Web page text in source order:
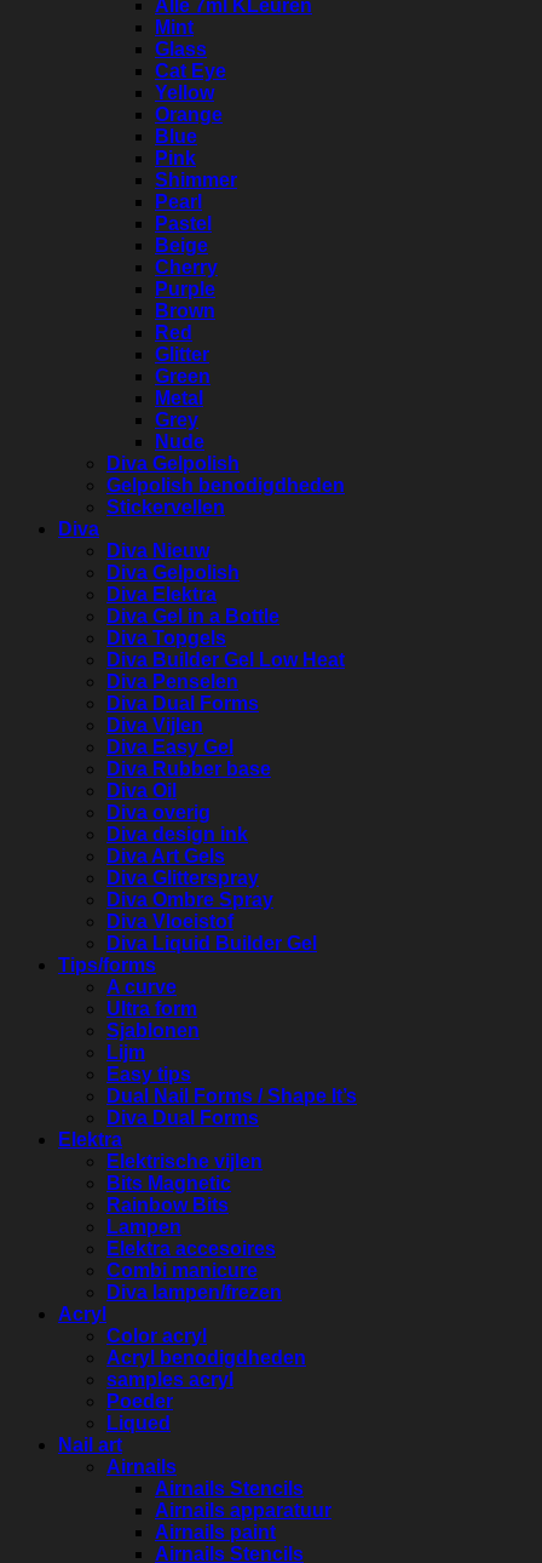
Alle 7ml KLeuren
Mint
Glass
Cat Eye
Yellow
Orange
Blue
Pink
Shimmer
Pearl
Pastel
Beige
Cherry
Purple
Brown
Red
Glitter
Green
Metal
Grey
Nude
Diva Gelpolish
Gelpolish benodigdheden
Stickervellen
Diva
Diva Nieuw
Diva Gelpolish
Diva Elektra
Diva Gel in a Bottle
Diva Topgels
Diva Builder Gel Low Heat
Diva Penselen
Diva Dual Forms
Diva Vijlen
Diva Easy Gel
Diva Rubber base
Diva Oil
Diva overig
Diva design ink
Diva Art Gels
Diva Glitterspray
Diva Ombre Spray
Diva Vloeistof
Diva Liquid Builder Gel
Tips/forms
A curve
Ultra form
Sjablonen
Lijm
Easy tips
Dual Nail Forms / Shape It’s
Diva Dual Forms
Elektra
Elektrische vijlen
Bits Magnetic
Rainbow Bits
Lampen
Elektra accesoires
Combi manicure
Diva lampen/frezen
Acryl
Color acryl
Acryl benodigdheden
samples acryl
Poeder
Liqued
Nail art
Airnails
Airnails Stencils
Airnails apparatuur
Airnails paint
Airnails Stencils